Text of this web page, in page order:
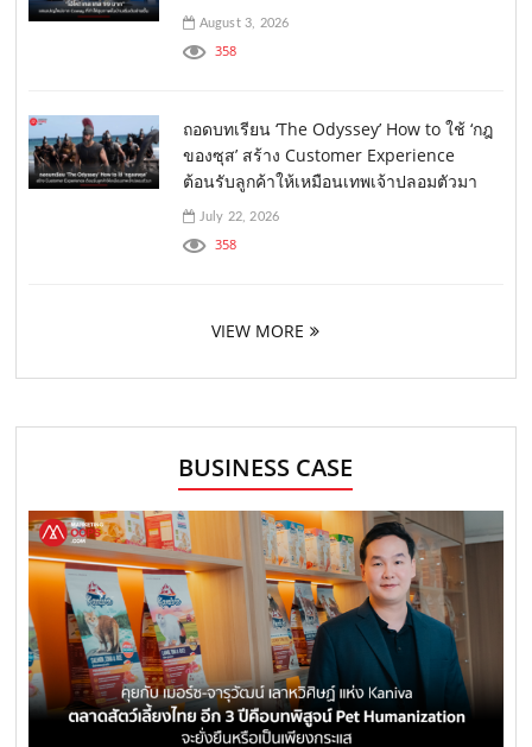
August 3, 2026
358
ถอดบทเรียน ‘The Odyssey’ How to ใช้ ‘กฎ
ของซุส’ สร้าง Customer Experience
ต้อนรับลูกค้าให้เหมือนเทพเจ้าปลอมตัวมา
July 22, 2026
358
VIEW MORE
BUSINESS CASE